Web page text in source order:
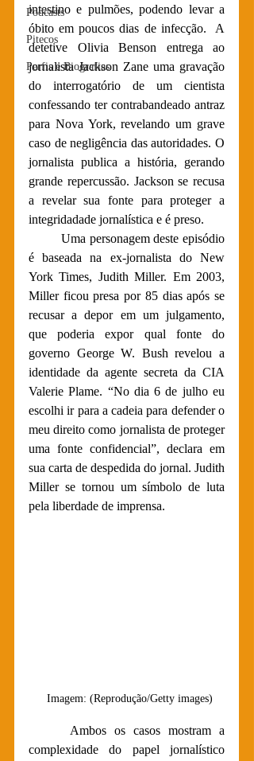
Podcasts
Pitecos
Perfis e Biografias
intestino e pulmões, podendo levar a
óbito em poucos dias de infecção.  A
detetive Olivia Benson entrega ao
jornalista Jackson Zane uma gravação
do interrogatório de um cientista
confessando ter contrabandeado antraz
para Nova York, revelando um grave
caso de negligência das autoridades. O
jornalista publica a história, gerando
grande repercussão. Jackson se recusa
a revelar sua fonte para proteger a
integridadade jornalística e é preso.
é baseada na ex-jornalista do New
York Times, Judith Miller. Em 2003,
Miller ficou presa por 85 dias após se
recusar a depor em um julgamento,
que poderia expor qual fonte do
governo George W. Bush revelou a
identidade da agente secreta da CIA
Valerie Plame. “No dia 6 de julho eu
escolhi ir para a cadeia para defender o
meu direito como jornalista de proteger
uma fonte confidencial”, declara em
sua carta de despedida do jornal. Judith
Miller se tornou um símbolo de luta
pela liberdade de imprensa.
  Imagem: (Reprodução/Getty images)
complexidade do papel jornalístico